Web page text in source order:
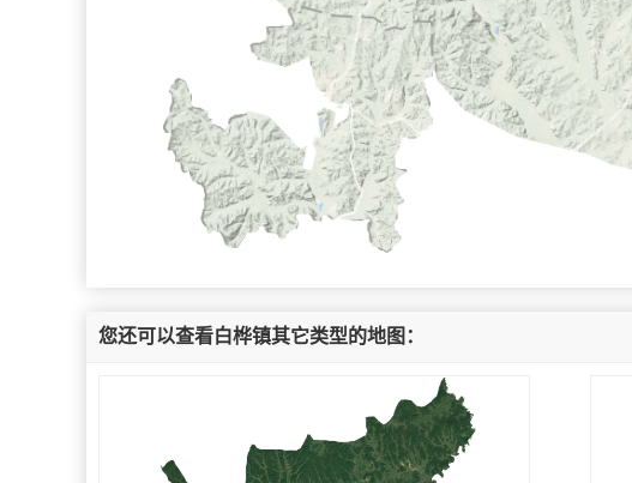
您还可以查看白桦镇其它类型的地图：